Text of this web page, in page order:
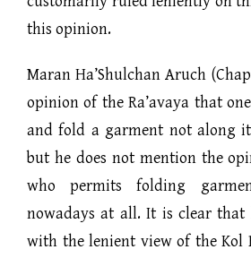
this opinion.
Maran Ha’Shulchan Aruch
opinion of the Ra’avaya that
and fold a garment not along
but he does not mention the
who permits folding
nowadays at all. It is clear that
with the lenient view of the Kol